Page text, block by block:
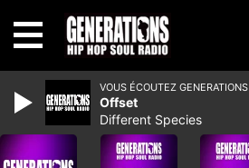
VOUS ÉCOUTEZ GENERATIONS
Offset
Different Species